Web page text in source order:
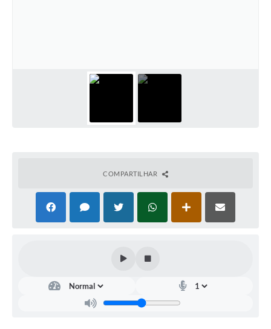
Telefones Úteis
COMPARTILHAR